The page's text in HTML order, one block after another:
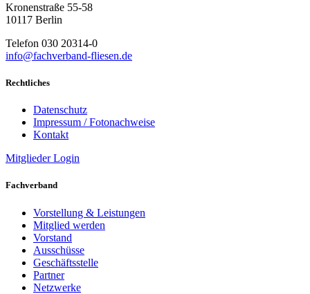
Kronenstraße 55-58
10117 Berlin
Telefon 030 20314-0
info@fachverband-fliesen.de
Rechtliches
Datenschutz
Impressum / Fotonachweise
Kontakt
Mitglieder Login
Fachverband
Vorstellung & Leistungen
Mitglied werden
Vorstand
Ausschüsse
Geschäftsstelle
Partner
Netzwerke